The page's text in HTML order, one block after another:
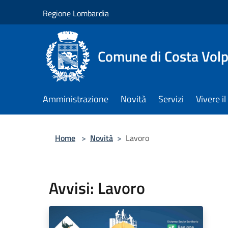
Regione Lombardia
Comune di Costa
Amministrazione Novità Servizi Vivere
Home > Novità > Lavoro
Avvisi: Lavoro